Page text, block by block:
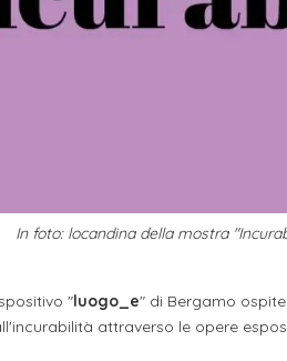
In foto: locandina della mostra
"luogo_e" di Bergamo
attraverso le opere